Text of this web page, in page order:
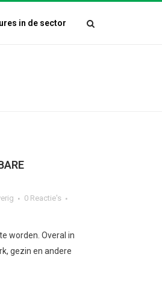
in de sector
0 Reactie's
worden. Overal in
gezin en andere